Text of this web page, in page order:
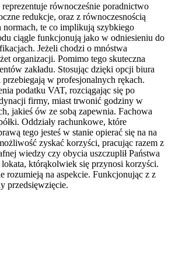
równocześnie poradnictwo
redukcje, oraz z równoczesnością
te co implikują szybkiego
ciągle funkcjonują jako w odniesieniu do
Jeżeli chodzi o mnóstwa
organizacji. Pomimo tego skuteczna
zakładu. Stosując dzięki opcji biura
w profesjonalnych rękach.
podatku VAT, rozciągając się po
firmy, miast trwonić godziny w
jakieś ów ze sobą zapewnia. Fachowa
Oddziały rachunkowe, które
tego jesteś w stanie opierać się na na
zyskać korzyści, pracując razem z
wiedzy czy obycia uszczuplił Państwa
którąkolwiek się przynosi korzyści.
na aspekcie. Funkcjonując z z
przedsięwzięcie.